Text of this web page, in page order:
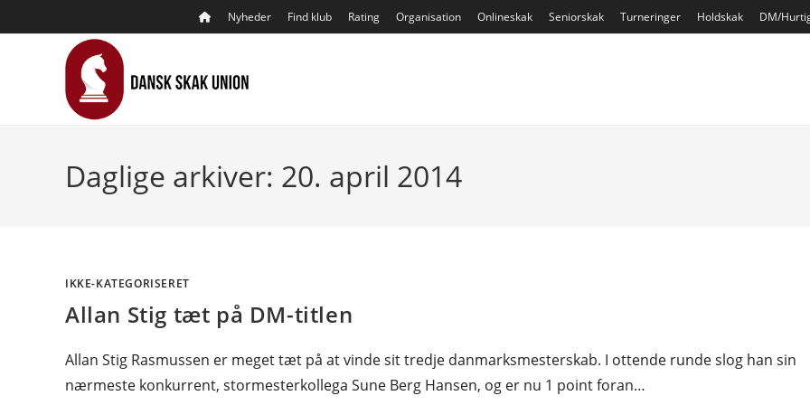
to
Nyheder Find klub Rating Organisation Onlineskak Seniorskak Turneringer Holdskak DM/
Daglige arkiver: 20. april 2014
IKKE-KATEGORISERET
Allan Stig tæt på DM-titlen
Allan Stig Rasmussen er meget tæt på at vinde sit tredje danmarksmesterskab. I ottende runde slog han sin
nærmeste konkurrent, stormesterkollega Sune Berg Hansen, og er nu 1 point foran…